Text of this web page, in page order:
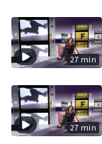
27 min
27 min